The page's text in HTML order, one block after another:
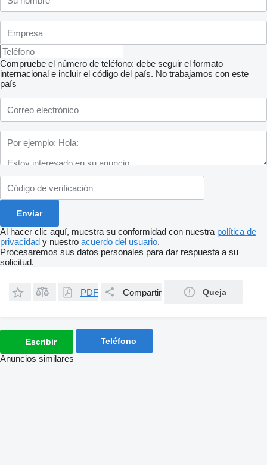
Compruebe el número de teléfono: debe seguir el formato
internacional e incluir el código del país. No trabajamos con este
país
Al hacer clic aquí, muestra su conformidad con nuestra política de
privacidad y nuestro acuerdo del usuario.
Procesaremos sus datos personales para dar respuesta a su
solicitud.
PDF Compartir Queja
Escribir Teléfono
Anuncios similares